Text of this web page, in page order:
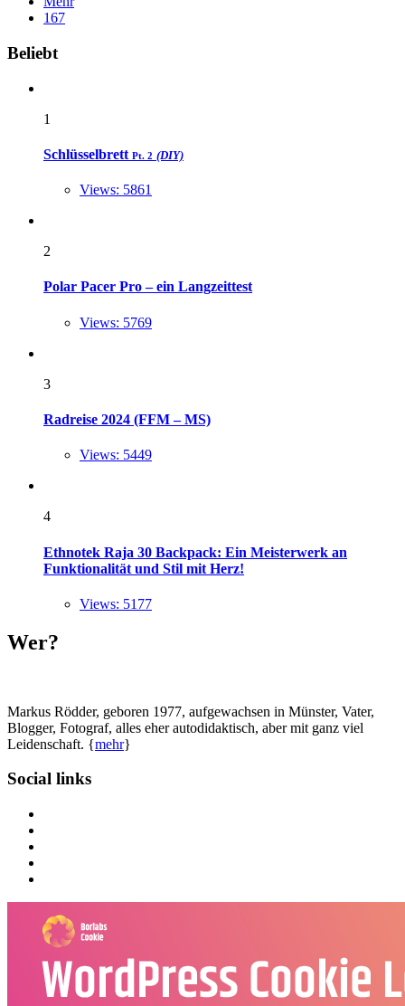
167
Widgets
Beliebt
1
Schlüsselbrett Pt. 2 (DIY)
Views: 5861
2
Polar Pacer Pro – ein Langzeittest
Views: 5769
3
Radreise 2024 (FFM – MS)
Views: 5449
4
Ethnotek Raja 30 Backpack: Ein Meisterwerk an
Funktionalität und Stil mit Herz!
Views: 5177
Wer?
Markus Rödder, geboren 1977, aufgewachsen in Münster, Vater,
Blogger, Fotograf, alles eher autodidaktisch, aber mit ganz viel
Leidenschaft. {mehr}
Social links